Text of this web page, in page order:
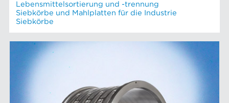
Lebensmittelsortierung und -trennung
Siebkörbe und Mahlplatten für die Industrie
Siebkörbe